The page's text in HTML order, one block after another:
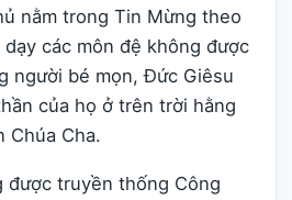
nằm trong Tin Mừng theo
các môn đệ không được
người bé mọn, Đức Giêsu
của họ ở trên trời hằng
Chúa Cha.
được truyền thống Công